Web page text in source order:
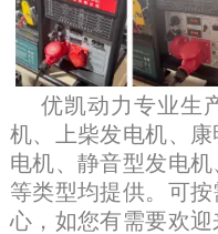
优凯动力专业生
机、上柴发电机、
电机、静音型发电
等类型均提供。可
心，如您有需要欢